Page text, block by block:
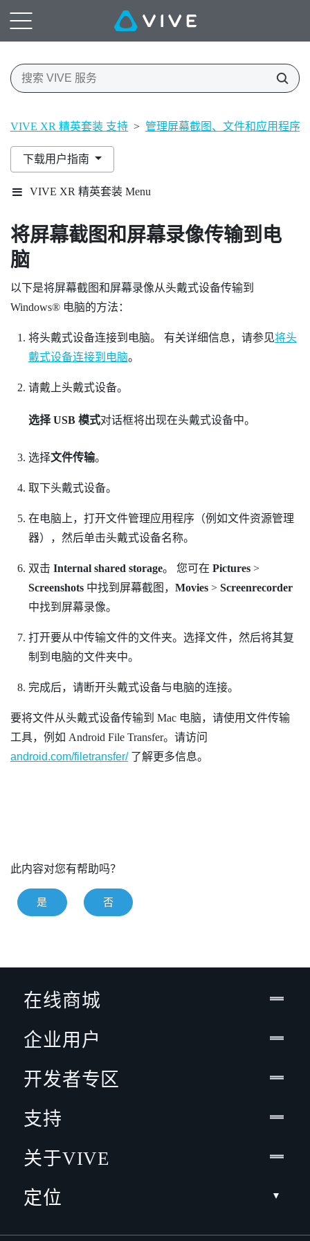
VIVE XR 精英套装 支持 > 管理屏幕截图、文件和应用程序
下载用户指南
VIVE XR 精英套装 Menu
将屏幕截图和屏幕录像传输到电
脑
以下是将屏幕截图和屏幕录像从头戴式设备传输到
Windows® 电脑的方法：
将头戴式设备连接到电脑。 有关详细信息，请参见将头
戴式设备连接到电脑。
请戴上头戴式设备。
选择 USB 模式对话框将出现在头戴式设备中。
选择文件传输。
取下头戴式设备。
在电脑上，打开文件管理应用程序（例如文件资源管理
器），然后单击头戴式设备名称。
双击 Internal shared storage。 您可在 Pictures>
Screenshots中找到屏幕截图， Movies> Screenrecorder
中找到屏幕录像。
打开要从中传输文件的文件夹。选择文件，然后将其复
制到电脑的文件夹中。
完成后，请断开头戴式设备与电脑的连接。
要将文件从头戴式设备传输到 Mac 电脑，请使用文件传输
工具，例如 Android File Transfer。请访问
android.com/filetransfer/了解更多信息。
此内容对您有帮助吗？
是 否
在线商城
企业用户
开发者专区
支持
关于VIVE
定位